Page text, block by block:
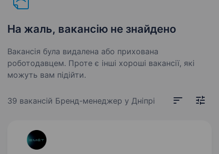
На жаль, вакансію не знайдено
Вакансія була видалена або прихована
роботодавцем. Проте є інші хороші вакансії, які
можуть вам підійти.
39 вакансій Бренд-менеджер у Дніпрі